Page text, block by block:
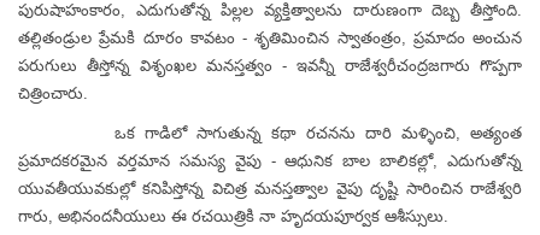
పురుషాహంకారం, ఎదుగుతోన్న పిల్లల వ్యక్తిత్వాలను దారుణంగా దెబ్బ తీస్తోంది.
తల్లితండ్రుల ప్రేమకి దూరం కావటం - శృతిమించిన స్వాతంత్రం, ప్రమాదం అంచున
పరుగులు తీస్తోన్న విశృంఖల మనస్తత్వం - ఇవన్నీ రాజేశ్వరీచంద్రజగారు గొప్పగా
చిత్రించారు.
ఒక గాడిలో సాగుతున్న కథా రచనను దారి మళ్ళించి, అత్యంత
ప్రమాదకరమైన వర్తమాన సమస్య వైపు - ఆధునిక బాల బాలికల్లో, ఎదుగుతోన్న
యువతీయువకుల్లో కనిపిస్తోన్న విచిత్ర మనస్తత్వాల వైపు దృష్టి సారించిన రాజేశ్వరి
గారు, అభినందనీయులు ఈ రచయిత్రికి నా హృదయపూర్వక ఆశీస్సులు.